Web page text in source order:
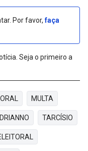
Por favor,faça
Seja o primeiro a
MULTA
TARCÍSIO